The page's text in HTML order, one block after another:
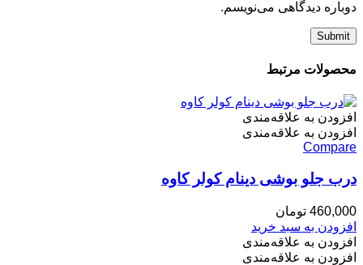
دوباره دیدگاهی می‌نویسم.
محصولات مرتبط
افزودن به علاقه‌مندی
افزودن به علاقه‌مندی
Compare
درب جلو بوشی دینام کولر کاوه
460,000 تومان
افزودن به سبد خرید
افزودن به علاقه‌مندی
افزودن به علاقه‌مندی